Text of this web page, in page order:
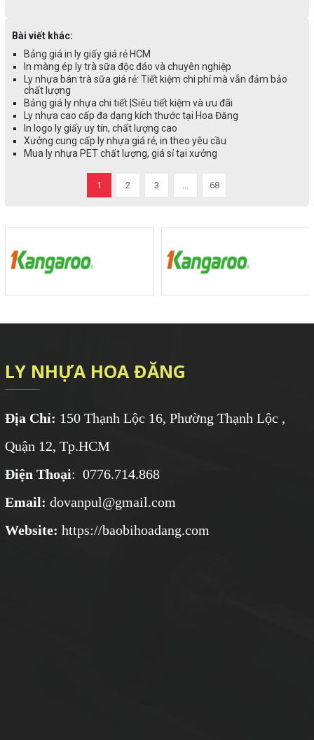
Bài viết khác:
Bảng giá in ly giấy giá rẻ HCM
In màng ép ly trà sữa độc đáo và chuyên nghiệp
Ly nhựa bán trà sữa giá rẻ: Tiết kiệm chi phí mà vẫn đảm bảo
chất lượng
Bảng giá ly nhựa chi tiết |Siêu tiết kiệm và ưu đãi
Ly nhựa cao cấp đa dạng kích thước tại Hoa Đăng
In logo ly giấy uy tín, chất lượng cao
Xưởng cung cấp ly nhựa giá rẻ, in theo yêu cầu
Mua ly nhựa PET chất lượng, giá sỉ tại xưởng
1 2 3 ... 68
LY NHỰA HOA ĐĂNG
Địa Chỉ: 150 Thạnh Lộc 16, Phường Thạnh Lộc ,
Quận 12, Tp.HCM
Điện Thoại: 0776.714.868
Email: dovanpul@gmail.com
Website: https://baobihoadang.com